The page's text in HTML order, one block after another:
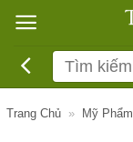
qua
dung
Tìm
kiếm:
Trang Chủ » Mỹ Phẩm